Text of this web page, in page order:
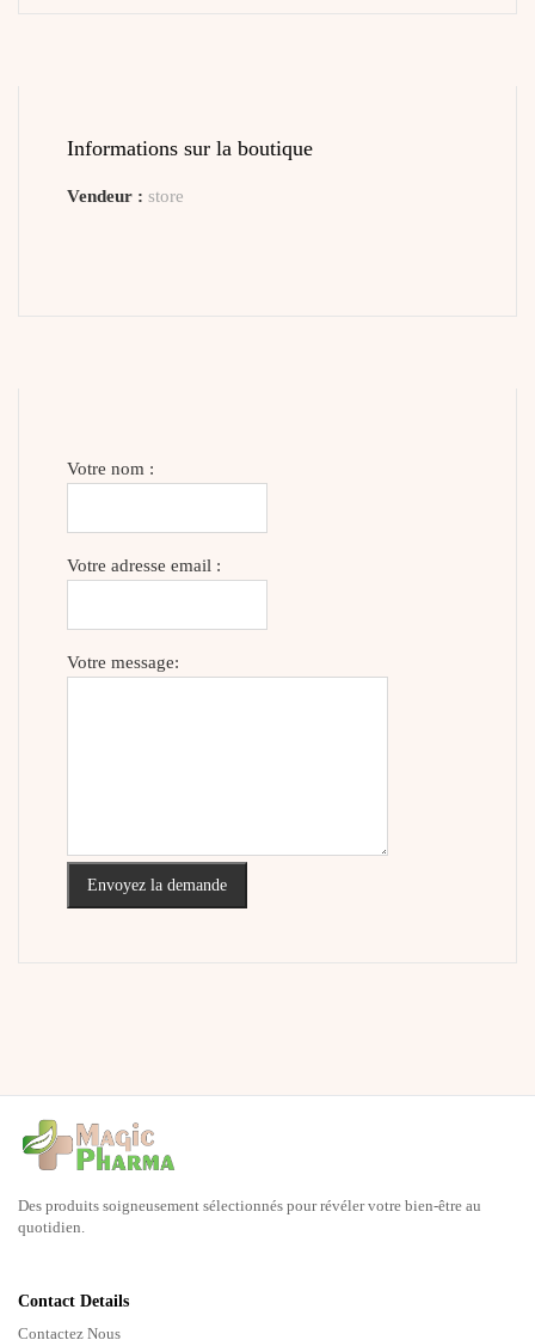
Informations sur la boutique
Vendeur : store
Votre nom :
Votre adresse email :
Votre message:
Envoyez la demande
Des produits soigneusement sélectionnés pour révéler votre bien-être au
quotidien.
Contact Details
Contactez Nous